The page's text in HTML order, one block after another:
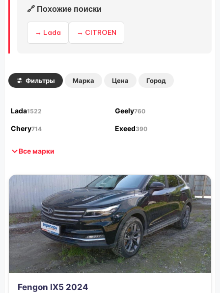
🔗 Похожие поиски
→ Lada → CITROEN
Фильтры Марка Цена Город
Lada1522 Geely760
Chery714 Exeed390
Все марки
Fengon IX5 2024